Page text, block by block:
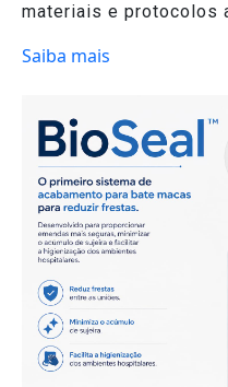
materiais e protocolos
Saiba mais